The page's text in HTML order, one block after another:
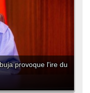
provoque l'ire du